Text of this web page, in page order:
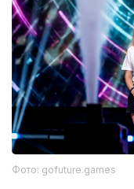
Фото: gofuture.games